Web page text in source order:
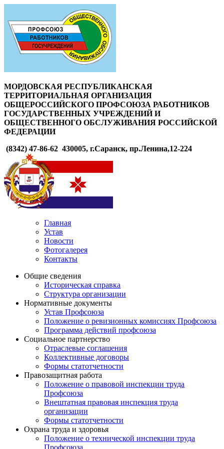
МОРДОВСКАЯ РЕСПУБЛИКАНСКАЯ
ТЕРРИТОРИАЛЬНАЯ ОРГАНИЗАЦИЯ
ОБЩЕРОССИЙСКОГО ПРОФСОЮЗА РАБОТНИКОВ
ГОСУДАРСТВЕННЫХ УЧРЕЖДЕНИЙ И
ОБЩЕСТВЕННОГО ОБСЛУЖИВАНИЯ РОССИЙСКОЙ
ФЕДЕРАЦИИ
(8342) 47-86-62 430005, г.Саранск, пр.Ленина,12-224
Главная
Устав
Новости
Фотогалерея
Контакты
Общие сведения
Историческая справка
Структура организации
Нормативные документы
Устав Профсоюза
Положение о ревизионных комиссиях Профсоюза
Программа действий профсоюза
Социальное партнерство
Отраслевые соглашения
Коллективные договоры
Формы статотчетности
Правозащитная работа
Положение о правовой инспекции труда
Профсоюза
Внештатная правовая инспекция труда
организации
Формы статотчетности
Охрана труда и здоровья
Положение о технической инспекции труда
Профсоюза